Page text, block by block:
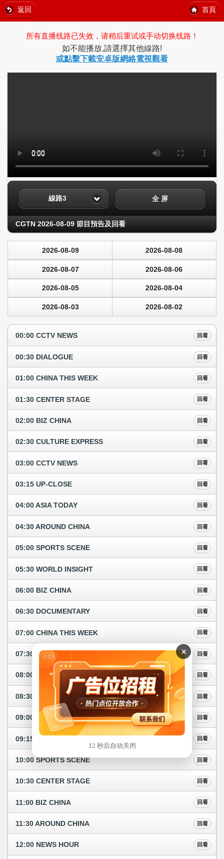
返回 首頁
所有直播线路已失效，请稍后重试或手动切换线路！
如不能播放,請選擇其他線路!
或點擊下載安卓版網絡電視觀看
線路3 全 屏
CGTN 2026-08-09 節目預告及回看
2026-08-09 2026-08-08
2026-08-07 2026-08-06
2026-08-05 2026-08-04
2026-08-03 2026-08-02
00:00 CCTV NEWS 回看
00:30 DIALOGUE 回看
01:00 CHINA THIS WEEK 回看
01:30 CENTER STAGE 回看
02:00 BIZ CHINA 回看
02:30 CULTURE EXPRESS 回看
03:00 CCTV NEWS 回看
03:15 UP-CLOSE 回看
04:00 ASIA TODAY 回看
04:30 AROUND CHINA 回看
05:00 SPORTS SCENE 回看
05:30 WORLD INSIGHT 回看
06:00 BIZ CHINA 回看
06:30 DOCUMENTARY 回看
07:00 CHINA THIS WEEK 回看
07:30 DIALOGUE 回看
08:00 WORLD WIDE WATCH 回看
08:30 CULTURE EXPRESS 回看
09:00 CCTV NEWS 回看
09:15 UP-CLOSE 回看
10:00 SPORTS SCENE 回看
10:30 CENTER STAGE 回看
11:00 BIZ CHINA 回看
11:30 AROUND CHINA 回看
12:00 NEWS HOUR 回看
×
12 秒后自动关闭